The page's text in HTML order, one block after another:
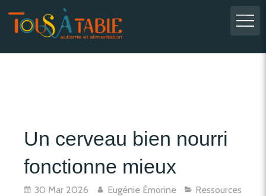
Un cerveau bien nourri
fonctionne mieux
30 Mar 2026 Eugénie Émorine
Ressources